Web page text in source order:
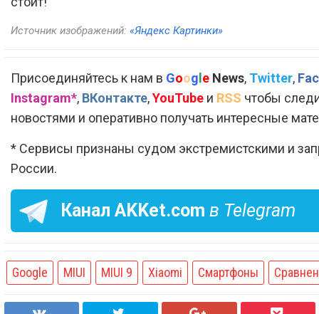
Источник изображений: «Яндекс Картинки»
Присоединяйтесь к нам в Goog e News, Twitter,
Instagram*, ВКонтакте,YouTube и RSS чтобы
новостями и оперативно получать интересные
* Сервисы признаны судом экстремистскими и
России.
Канал AKKet.com в Telegram
Google MIUI MIUI 9 Xiaomi Смартфоны